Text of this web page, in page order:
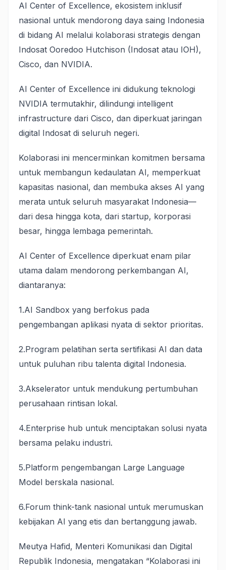
AI Center of Excellence, ekosistem inklusif
nasional untuk mendorong daya saing Indonesia
di bidang AI melalui kolaborasi strategis dengan
Indosat Ooredoo Hutchison (Indosat atau IOH),
Cisco, dan NVIDIA.
AI Center of Excellence ini didukung teknologi
NVIDIA termutakhir, dilindungi intelligent
infrastructure dari Cisco, dan diperkuat jaringan
digital Indosat di seluruh negeri.
Kolaborasi ini mencerminkan komitmen bersama
untuk membangun kedaulatan AI, memperkuat
kapasitas nasional, dan membuka akses AI yang
merata untuk seluruh masyarakat Indonesia—
dari desa hingga kota, dari startup, korporasi
besar, hingga lembaga pemerintah.
AI Center of Excellence diperkuat enam pilar
utama dalam mendorong perkembangan AI,
diantaranya:
1.AI Sandbox yang berfokus pada
pengembangan aplikasi nyata di sektor prioritas.
2.Program pelatihan serta sertifikasi AI dan data
untuk puluhan ribu talenta digital Indonesia.
3.Akselerator untuk mendukung pertumbuhan
perusahaan rintisan lokal.
4.Enterprise hub untuk menciptakan solusi nyata
bersama pelaku industri.
5.Platform pengembangan Large Language
Model berskala nasional.
6.Forum think-tank nasional untuk merumuskan
kebijakan AI yang etis dan bertanggung jawab.
Meutya Hafid, Menteri Komunikasi dan Digital
Republik Indonesia, mengatakan “Kolaborasi ini